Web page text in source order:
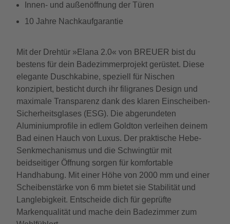
Innen- und außenöffnung der Türen
10 Jahre Nachkaufgarantie
Mit der Drehtür »Elana 2.0« von BREUER bist du
bestens für dein Badezimmerprojekt gerüstet. Diese
elegante Duschkabine, speziell für Nischen
konzipiert, besticht durch ihr filigranes Design und
maximale Transparenz dank des klaren Einscheiben-
Sicherheitsglases (ESG). Die abgerundeten
Aluminiumprofile in edlem Goldton verleihen deinem
Bad einen Hauch von Luxus. Der praktische Hebe-
Senkmechanismus und die Schwingtür mit
beidseitiger Öffnung sorgen für komfortable
Handhabung. Mit einer Höhe von 2000 mm und einer
Scheibenstärke von 6 mm bietet sie Stabilität und
Langlebigkeit. Entscheide dich für geprüfte
Markenqualität und mache dein Badezimmer zum